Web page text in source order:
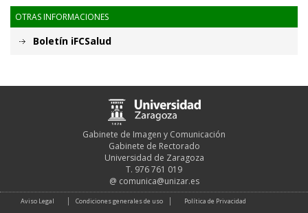
OTRAS INFORMACIONES
Boletín iFCSalud
Gabinete de Imagen y Comunicación
Gabinete de Rectorado
Universidad de Zaragoza
T. 976 761 019
@ comunica@unizar.es
Aviso Legal Condiciones generales de uso Política de Privacidad